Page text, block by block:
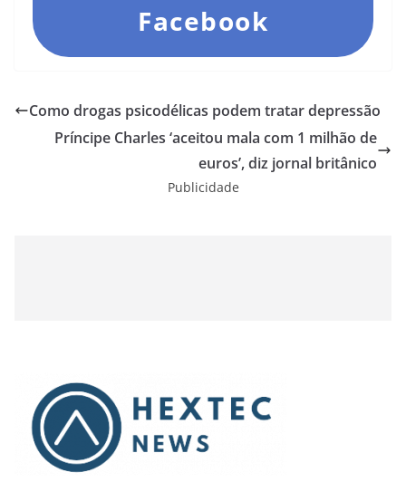
Facebook
Como drogas psicodélicas podem tratar depressão
Príncipe Charles ‘aceitou mala com 1 milhão de
euros’, diz jornal britânico
Publicidade